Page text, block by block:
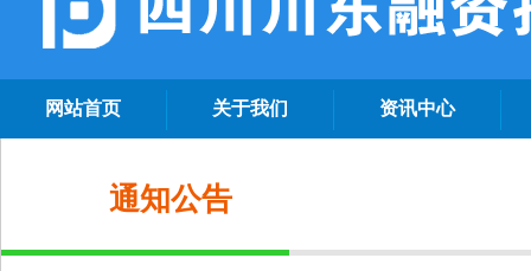
网站首页 关于我们 资讯中心
通知公告